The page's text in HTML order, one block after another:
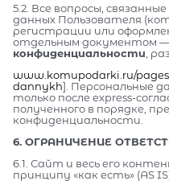
5.2. Все вопросы,
данных Пользователя
регистрации или
отдельным документом —
конфиденциальности ,
www.komupodarki.ru/
dannykh]. Персональные
только после express-
полученного в порядке,
конфиденциальности.
6. ОГРАНИЧЕНИЕ
6.1. Сайт и весь его
принципу «как есть» (AS